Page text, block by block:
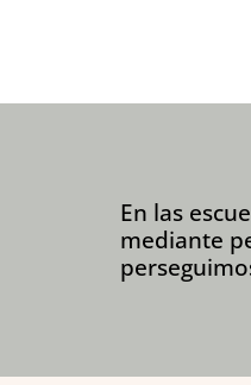
En las
mediante